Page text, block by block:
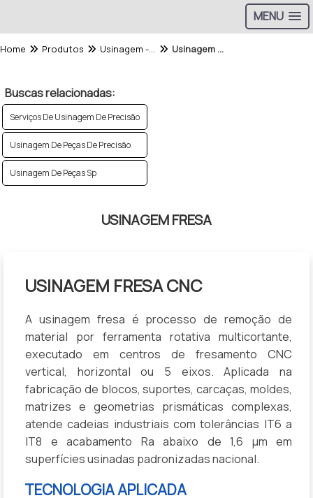
MENU
Home Produtos Usinagem - Categoria Usinagem Fresa
Buscas relacionadas:
Serviços De Usinagem De Precisão
Usinagem De Peças De Precisão
Usinagem De Peças Sp
USINAGEM FRESA
USINAGEM FRESA CNC
A usinagem fresa é processo de remoção de
material por ferramenta rotativa multicortante,
executado em centros de fresamento CNC
vertical, horizontal ou 5 eixos. Aplicada na
fabricação de blocos, suportes, carcaças, moldes,
matrizes e geometrias prismáticas complexas,
atende cadeias industriais com tolerâncias IT6 a
IT8 e acabamento Ra abaixo de 1,6 µm em
superfícies usinadas padronizadas nacional.
TECNOLOGIA APLICADA